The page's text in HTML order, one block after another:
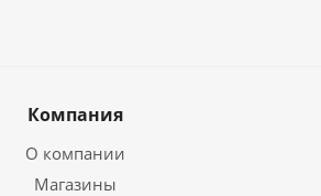
Компания
О компании
Магазины